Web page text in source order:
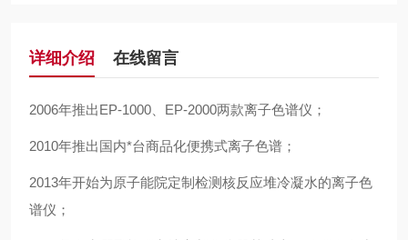
详细介绍 在线留言
2006年推出EP-1000、EP-2000两款离子色谱仪；
2010年推出国内*台商品化便携式离子色谱；
2013年开始为原子能院定制检测核反应堆冷凝水的离子色
谱仪；